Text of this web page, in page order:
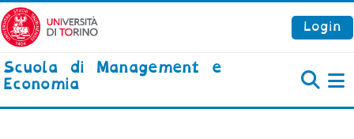
Vai al contenuto principale
Login
Scuola di Management e
Economia